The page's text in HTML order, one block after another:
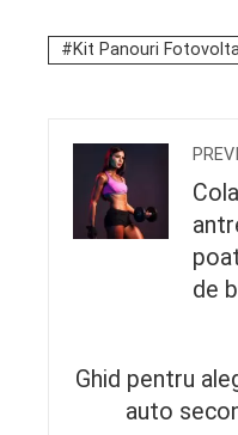
Kit Panouri
de
Ghid pentru
auto